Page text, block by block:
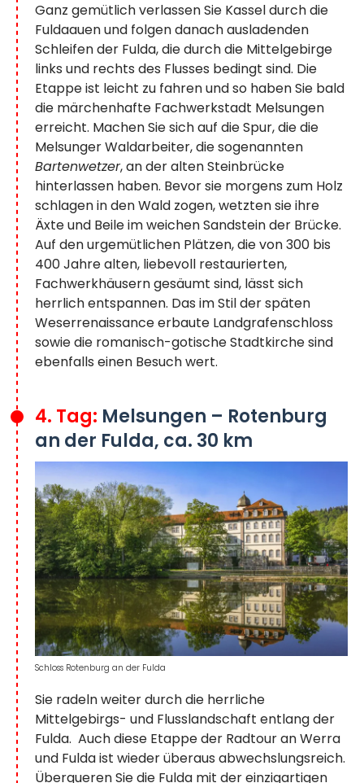
Ganz gemütlich verlassen Sie Kassel durch die
Fuldaauen und folgen danach ausladenden
Schleifen der Fulda, die durch die Mittelgebirge
links und rechts des Flusses bedingt sind. Die
Etappe ist leicht zu fahren und so haben Sie bald
die märchenhafte Fachwerkstadt Melsungen
erreicht. Machen Sie sich auf die Spur, die die
Melsunger Waldarbeiter, die sogenannten
Bartenwetzer, an der alten Steinbrücke
hinterlassen haben. Bevor sie morgens zum Holz
schlagen in den Wald zogen, wetzten sie ihre
Äxte und Beile im weichen Sandstein der Brücke.
Auf den urgemütlichen Plätzen, die von 300 bis
400 Jahre alten, liebevoll restaurierten,
Fachwerkhäusern gesäumt sind, lässt sich
herrlich entspannen. Das im Stil der späten
Weserrenaissance erbaute Landgrafenschloss
sowie die romanisch-gotische Stadtkirche sind
ebenfalls einen Besuch wert.
4. Tag: Melsungen – Rotenburg
an der Fulda, ca. 30 km
Sie radeln weiter durch die herrliche
Mittelgebirgs- und Flusslandschaft entlang der
Fulda. Auch diese Etappe der Radtour an Werra
und Fulda ist wieder überaus abwechslungsreich.
Überqueren Sie die Fulda mit der einzigartigen
Schloss Rotenburg an der Fulda